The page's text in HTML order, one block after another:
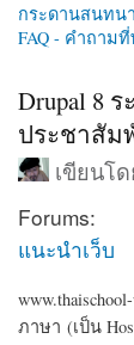
กระดานสนทนา
FAQ - คำถาม
Drupal 8
ประชาสัม
เขียนโด
Forums:
แนะนำเว็บ
ภาษา (เป็น